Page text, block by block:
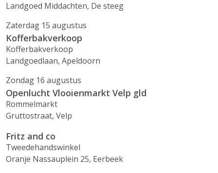
Landgoed Middachten, De steeg
Zaterdag 15 augustus
Kofferbakverkoop
Kofferbakverkoop
Landgoedlaan, Apeldoorn
Zondag 16 augustus
Openlucht Vlooienmarkt Velp gld
Rommelmarkt
Gruttostraat, Velp
Fritz and co
Tweedehandswinkel
Oranje Nassauplein 25, Eerbeek